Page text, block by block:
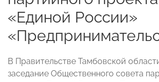
«Единой России»
В Правительстве Тамбовской
заседание Общественного совета